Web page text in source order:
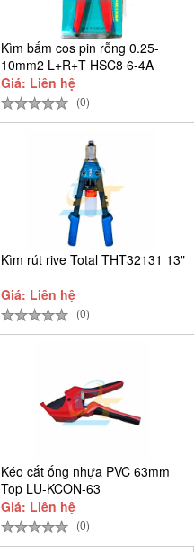
Kìm bấm cos pin rỗng 0.25-
10mm2 L+R+T HSC8 6-4A
Giá: Liên hệ
(0)
Kìm rút rive Total THT32131 13"
Giá: Liên hệ
(0)
Kéo cắt ống nhựa PVC 63mm
Top LU-KCON-63
Giá: Liên hệ
(0)